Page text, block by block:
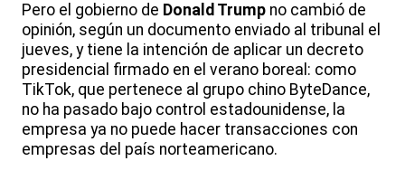
Pero el gobierno de Donald Trump no cambió de
opinión, según un documento enviado al tribunal el
jueves, y tiene la intención de aplicar un decreto
presidencial firmado en el verano boreal: como
TikTok, que pertenece al grupo chino ByteDance,
no ha pasado bajo control estadounidense, la
empresa ya no puede hacer transacciones con
empresas del país norteamericano.